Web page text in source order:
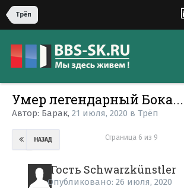
Трёп
Умер легендарный Бока...
Автор: Барак, 21 июля, 2020 в Трёп
НАЗАД Страница 6 из 9
Гость Schwarzkünstler
Опубликовано: 26 июля, 2020